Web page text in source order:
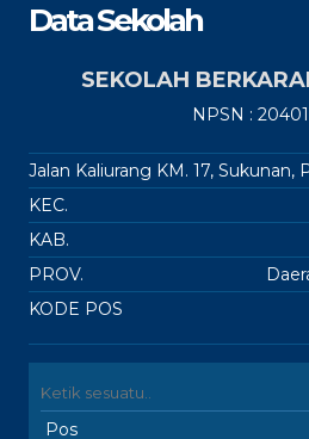
Data Sekolah
SEKOLAH
NPSN :
Jalan Kaliurang KM. 17, Sukunan,
KEC.
KAB.
PROV.
KODE POS